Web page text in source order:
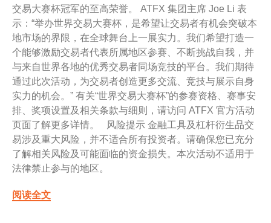
交易大赛杯冠军的至高荣誉。 ATFX 集团主席 Joe Li 表
示：“举办世界交易大赛杯，是希望让交易者有机会突破本
地市场的界限，在全球舞台上一展实力。我们希望打造一
个能够激励交易者代表所属地区参赛、不断挑战自我，并
与来自世界各地的优秀交易者同场竞技的平台。我们期待
通过此次活动，为交易者创造更多交流、竞技与展示自身
实力的机会。” 有关“世界交易大赛杯”的参赛资格、赛事安
排、奖项设置及相关条款与细则，请访问 ATFX 官方活动
页面了解更多详情。 风险提示 金融工具及杠杆衍生品交
易涉及重大风险，并不适合所有投资者。请确保您已充分
了解相关风险及可能面临的资金损失。本次活动不适用于
法律禁止参与的地区。
阅读全文